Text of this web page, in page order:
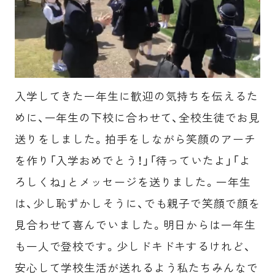
入学してきた一年生に歓迎の気持ちを伝えるた
めに、一年生の下校に合わせて、全校生徒でお見
送りをしました。拍手をしながら笑顔のアーチ
を作り「入学おめでとう！」「待っていたよ」「よ
ろしくね」とメッセージを送りました。一年生
は、少し恥ずかしそうに、でも親子で笑顔で顔を
見合わせて喜んでいました。明日からは一年生
も一人で登校です。少しドキドキするけれど、
安心して学校生活が送れるよう私たちみんなで